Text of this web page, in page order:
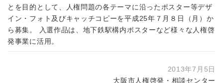
とを目的として、人権問題の各テーマに沿ったポスター等デザ
イン・フォト及びキャッチコピーを平成25年７月８日（月）か
ら募集。 入選作品は、地下鉄駅構内ポスターなど様々な人権啓
発事業に活用。
2013年7月5日
大阪市人権啓発・相談センター